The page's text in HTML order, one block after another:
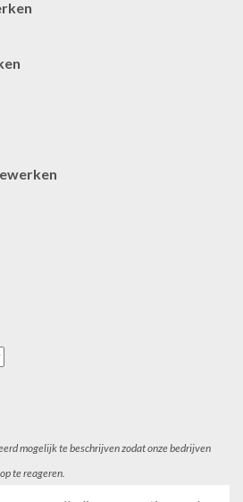
mogelijk te beschrijven zodat onze bedrijven
te reageren.